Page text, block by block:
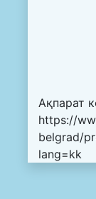
Ақпарат
https://
belgrad/
lang=kk